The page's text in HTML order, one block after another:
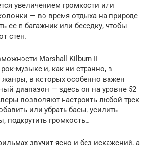
увеличением громкости или
— во время отдыха на природе
ее в багажник или беседку, чтобы
стен.
Marshall Kilburn II
музыке и, как ни странно, в
жанры, в которых особенно важен
диапазон — здесь он на уровне 52
позволяют настроить любой трек
или убрать басы, усилить
подкрутить громкость…
звучит ясно и без искажений, а